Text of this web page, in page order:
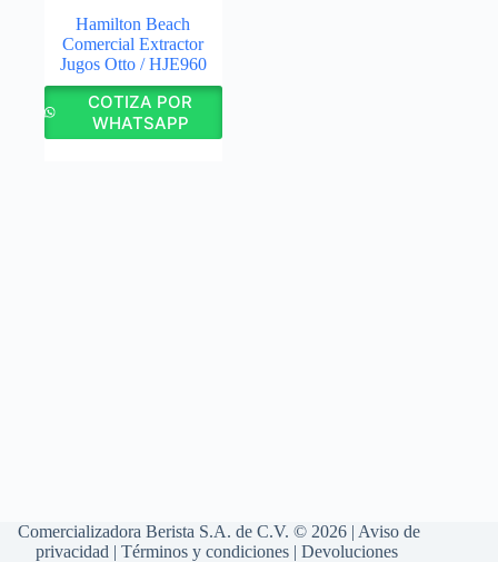
Hamilton Beach
Comercial Extractor
Jugos Otto / HJE960
COTIZA POR
WHATSAPP
Comercializadora Berista S.A. de C.V. © 2026 | Aviso de
privacidad |Términos y condiciones |Devoluciones